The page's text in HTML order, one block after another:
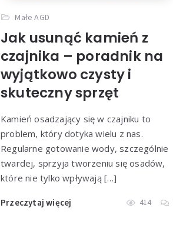
Małe AGD
Jak usunąć kamień z
czajnika – poradnik na
wyjątkowo czysty i
skuteczny sprzęt
Kamień osadzający się w czajniku to
problem, który dotyka wielu z nas.
Regularne gotowanie wody, szczególnie
twardej, sprzyja tworzeniu się osadów,
które nie tylko wpływają […]
Przeczytaj więcej 414